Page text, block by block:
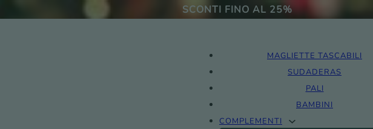
SCONTI FINO AL 25%
MAGLIETTE TASCABILI
SUDADERAS
PALI
BAMBINI
COMPLEMENTI